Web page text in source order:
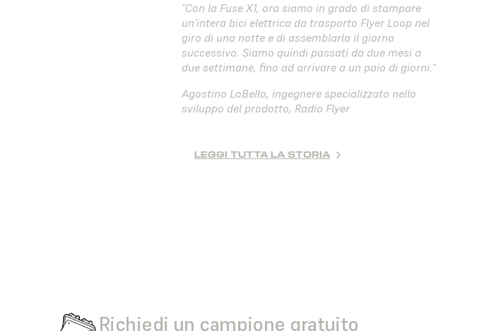
"Con la Fuse X1, ora siamo in grado di stampare
un'intera bici elettrica da trasporto Flyer Loop nel
giro di una notte e di assemblarla il giorno
successivo. Siamo quindi passati da due mesi a
due settimane, fino ad arrivare a un paio di giorni."
Agostino LoBello, ingegnere specializzato nello
sviluppo del prodotto, Radio Flyer
LEGGI TUTTA LA STORIA
Richiedi un campione gratuito